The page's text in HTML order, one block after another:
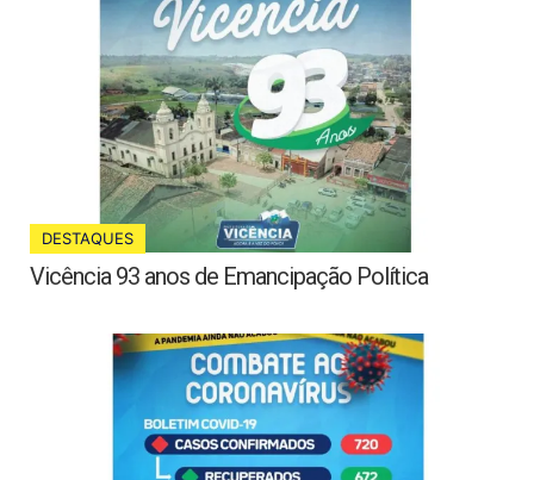
DESTAQUES
Vicência 93 anos de Emancipação Política